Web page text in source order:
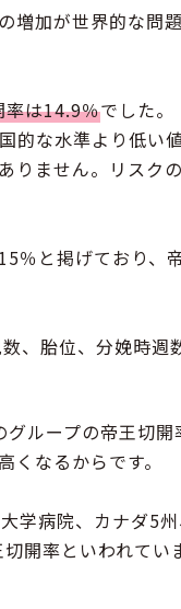
増加が世界的な
率は14.9％でした。
な水準より低い値
ません。リスク
と掲げており、
、胎位、分娩時
ループの帝王切
なるからです。
学病院、カナダ5
開率といわれて